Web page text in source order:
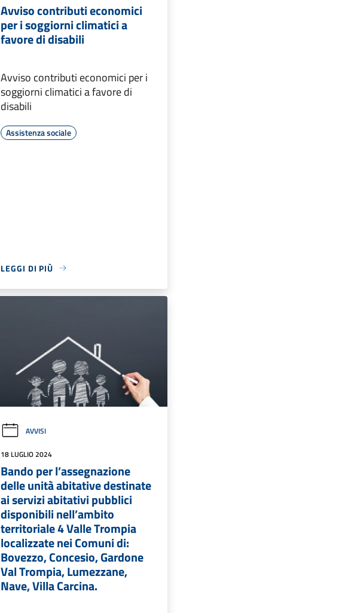
Avviso contributi economici
per i soggiorni climatici a
favore di disabili
Avviso contributi economici per i
soggiorni climatici a favore di
disabili
Assistenza sociale
LEGGI DI PIÙ
AVVISI
18 LUGLIO 2024
Bando per l’assegnazione
delle unità abitative destinate
ai servizi abitativi pubblici
disponibili nell’ambito
territoriale 4 Valle Trompia
localizzate nei Comuni di:
Bovezzo, Concesio, Gardone
Val Trompia, Lumezzane,
Nave, Villa Carcina.